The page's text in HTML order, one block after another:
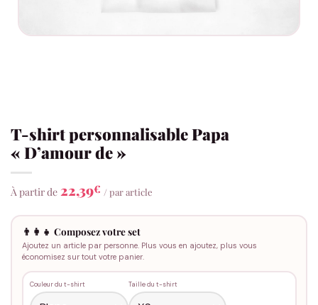
T-shirt personnalisable Papa
« D’amour de »
À partir de 22,39€ / par article
👨‍👩‍👧 Composez votre set
Ajoutez un article par personne. Plus vous en ajoutez, plus vous
économisez sur tout votre panier.
Couleur du t-shirt Taille du t-shirt